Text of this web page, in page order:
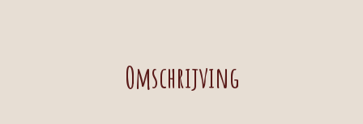
Omschrijving